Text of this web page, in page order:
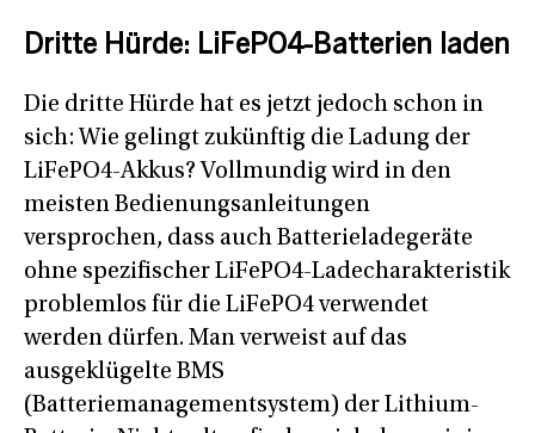
Dritte Hürde: LiFePO4-Batterien laden
Die dritte Hürde hat es jetzt jedoch schon in
sich: Wie gelingt zukünftig die Ladung der
LiFePO4-Akkus? Vollmundig wird in den
meisten Bedienungsanleitungen
versprochen, dass auch Batterieladegeräte
ohne spezifischer LiFePO4-Ladecharakteristik
problemlos für die LiFePO4 verwendet
werden dürfen. Man verweist auf das
ausgeklügelte BMS
(Batteriemanagementsystem) der Lithium-